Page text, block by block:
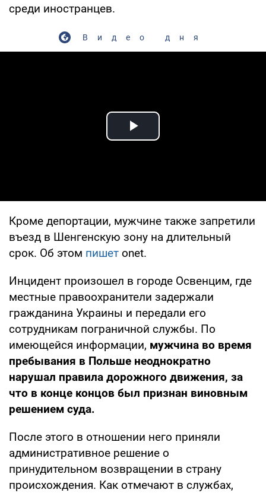
среди иностранцев.
Видео дня
Play Video
Кроме депортации, мужчине также запретили
въезд в Шенгенскую зону на длительный
срок. Об этом пишет onet.
Инцидент произошел в городе Освенцим, где
местные правоохранители задержали
гражданина Украины и передали его
сотрудникам пограничной службы. По
имеющейся информации, мужчина во время
пребывания в Польше неоднократно
нарушал правила дорожного движения, за
что в конце концов был признан виновным
решением суда.
После этого в отношении него приняли
административное решение о
принудительном возвращении в страну
происхождения. Как отмечают в службах,